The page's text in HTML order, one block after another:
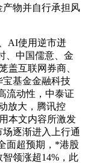
产物并自行承担风
AI使用逆市迸
、中国儒意、金
盖互联网券商、
基金金融科技
流动性，中泰证
放大，腾讯控
本文内容所激发
逐渐进入上行通
面超预期，*港股
领涨超14%，此